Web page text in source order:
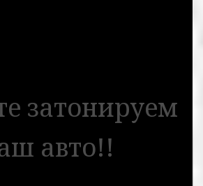
затонируем
авто!!